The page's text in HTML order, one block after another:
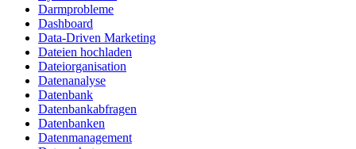
Darmprobleme
Dashboard
Data-Driven Marketing
Dateien hochladen
Dateiorganisation
Datenanalyse
Datenbank
Datenbankabfragen
Datenbanken
Datenmanagement